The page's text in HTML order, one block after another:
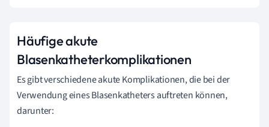
Häufige akute
Blasenkatheterkomplikationen
Es gibt verschiedene akute Komplikationen, die bei der
Verwendung eines Blasenkatheters auftreten können,
darunter: